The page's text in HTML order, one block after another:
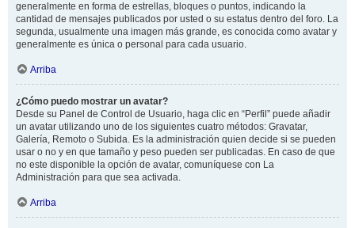
generalmente en forma de estrellas, bloques o puntos, indicando la
cantidad de mensajes publicados por usted o su estatus dentro del foro. La
segunda, usualmente una imagen más grande, es conocida como avatar y
generalmente es única o personal para cada usuario.
Arriba
¿Cómo puedo mostrar un avatar?
Desde su Panel de Control de Usuario, haga clic en “Perfil” puede añadir
un avatar utilizando uno de los siguientes cuatro métodos: Gravatar,
Galería, Remoto o Subida. Es la administración quien decide si se pueden
usar o no y en que tamaño y peso pueden ser publicadas. En caso de que
no este disponible la opción de avatar, comuníquese con La
Administración para que sea activada.
Arriba